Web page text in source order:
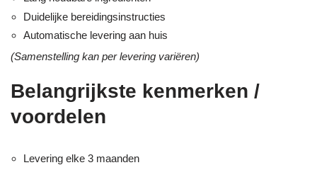
Duidelijke bereidingsinstructies
Automatische levering aan huis
(Samenstelling kan per levering variëren)
Belangrijkste kenmerken /
voordelen
Levering elke 3 maanden